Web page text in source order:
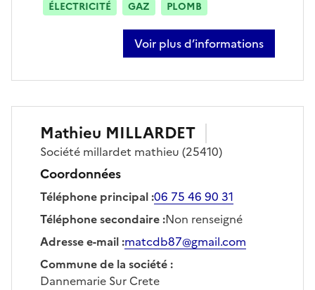
ÉLECTRICITÉ GAZ PLOMB
Voir plus d’informations
sur michel gury
Mathieu MILLARDET
Société millardet mathieu (25410)
Coordonnées
Téléphone principal:06 75 46 90 31
Téléphone secondaire:Non renseigné
Adresse e-mail:matcdb87@gmail.com
Commune de la société:
Dannemarie Sur Crete